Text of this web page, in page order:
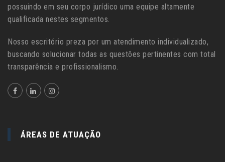
possuindo em seu corpo jurídico uma equipe altamente
qualificada nestes segmentos.
Nosso escritório preza por um atendimento individualizado,
buscando solucionar todas as questões pertinentes com total
transparência e profissionalismo.
ÁREAS DE ATUAÇÃO